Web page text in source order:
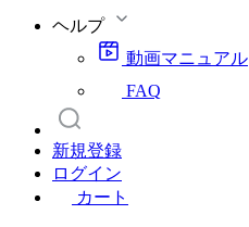
ヘルプ
動画マニュアル
FAQ
新規登録
ログイン
カート